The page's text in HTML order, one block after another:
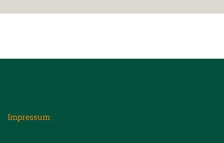
Impressum